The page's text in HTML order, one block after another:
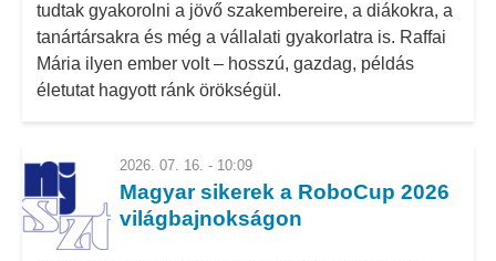
tudtak gyakorolni a jövő szakembereire, a diákokra, a
tanártársakra és még a vállalati gyakorlatra is. Raffai
Mária ilyen ember volt – hosszú, gazdag, példás
életutat hagyott ránk örökségül.
2026. 07. 16. - 10:09
Magyar sikerek a RoboCup 2026
világbajnokságon